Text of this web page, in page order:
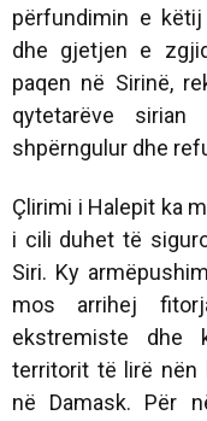
përfundimin e
dhe gjetjen e
paqen në Sirinë,
qytetarëve
shpërngulur dhe
Çlirimi i Halepit ka
i cili duhet të
Siri. Ky
mos arrihej
ekstremiste dhe
territorit të lirë nën
në Damask. Për